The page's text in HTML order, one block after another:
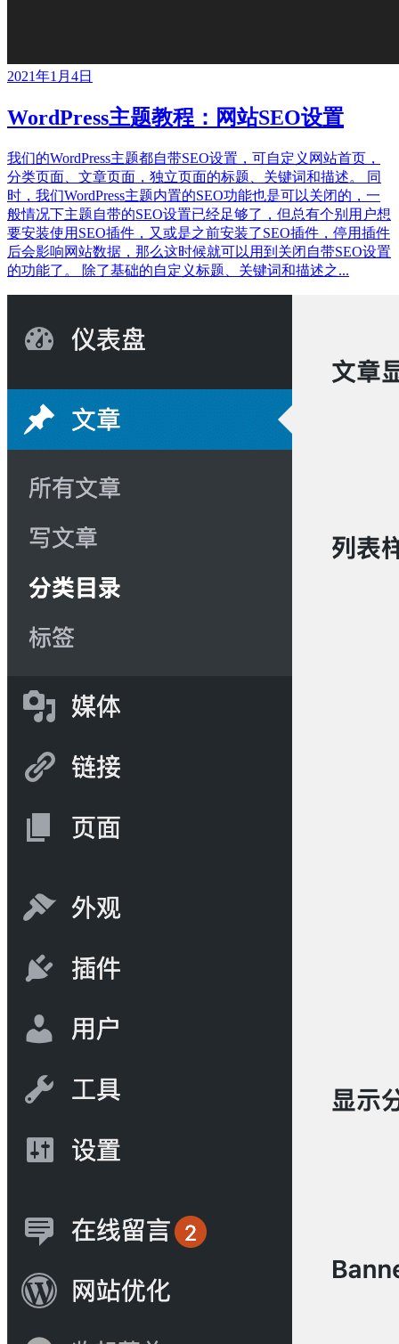
2021年1月4日
WordPress主题教程：网站SEO设置
我们的WordPress主题都自带SEO设置，可自定义网站首页，
分类页面、文章页面，独立页面的标题、关键词和描述。 同
时，我们WordPress主题内置的SEO功能也是可以关闭的，一
般情况下主题自带的SEO设置已经足够了，但总有个别用户想
要安装使用SEO插件，又或是之前安装了SEO插件，停用插件
后会影响网站数据，那么这时候就可以用到关闭自带SEO设置
的功能了。 除了基础的自定义标题、关键词和描述之...